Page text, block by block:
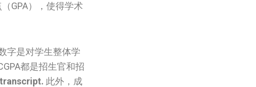
GPA），使得学术
字是对学生整体学
都是招生官和招
此外，成